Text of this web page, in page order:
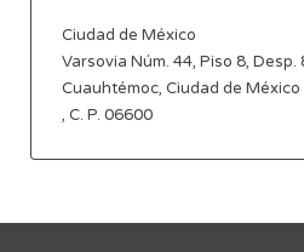
Ciudad de México
Varsovia Núm. 44, Piso 8, Desp.
Cuauhtémoc, Ciudad de México
, C. P. 06600